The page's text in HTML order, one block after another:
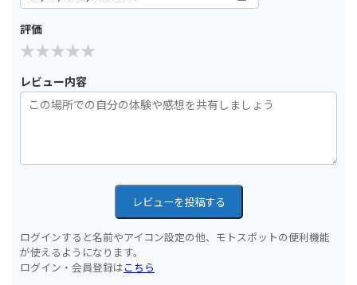
評価
レビュー内容
レビューを投稿する
ログインすると名前やアイコン設定の他、モトスポットの便利機能
が使えるようになります。
ログイン・会員登録はこちら